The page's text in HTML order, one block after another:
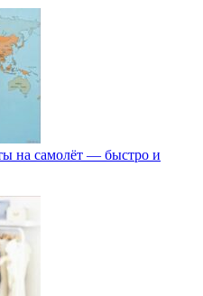
на самолёт — быстро и